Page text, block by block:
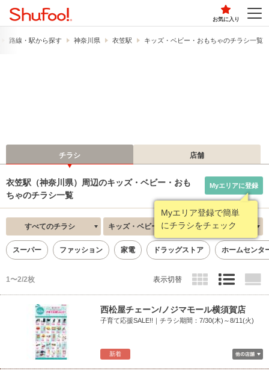
お気に入り
路線・駅から探す 神奈川県 衣笠駅 キッズ・ベビー・おもちゃのチラシ一覧
チラシ 店舗
衣笠駅（神奈川県）周辺のキッズ・ベビー・おも
ちゃのチラシ一覧
Myエリア登録で簡単
にチラシをチェック
Myエリアに登録
すべてのチラシ キッズ・ベビー・おもちゃ 新着順
スーパー ファッション 家電 ドラッグストア ホームセンタ
1〜2/2枚 表示切替
新着
西松屋チェーン/ノジマモール横須賀店
子育て応援SALE!!｜チラシ期間：7/30(木)～8/11(火)